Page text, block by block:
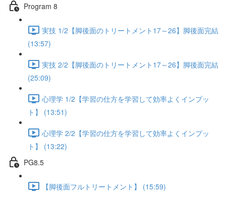
Program 8
実技 1/2【脚後面のトリートメント17～26】脚後面完結
(13:57)
実技 2/2【脚後面のトリートメント17～26】脚後面完結
(25:09)
心理学 1/2【学習の仕方を学習して効率よくインプッ
ト】 (13:51)
心理学 2/2【学習の仕方を学習して効率よくインプッ
ト】 (13:22)
PG8.5
【脚後面フルトリートメント】 (15:59)